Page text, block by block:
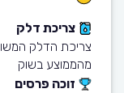
צריכת דלק
מהממוצע בשוק
זוכה פרסים